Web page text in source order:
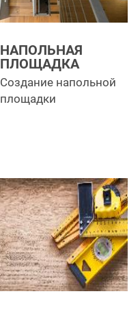
НАПОЛЬНАЯ
ПЛОЩАДКА
Создание напольной
площадки